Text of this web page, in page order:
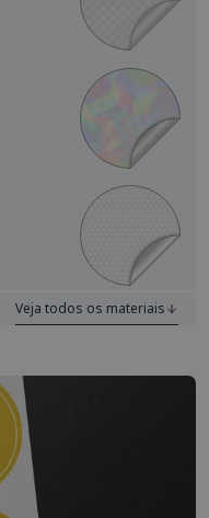
Veja todos os materiais